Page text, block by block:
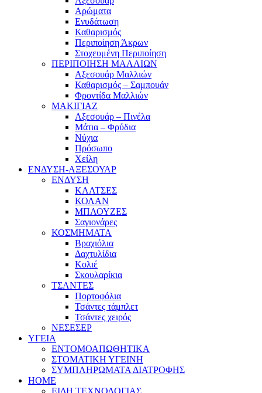
Αρώματα
Ενυδάτωση
Καθαρισμός
Περιποίηση Άκρων
Στοχευμένη Περιποίηση
ΠΕΡΙΠΟΙΗΣΗ ΜΑΛΛΙΩΝ
Αξεσουάρ Μαλλιών
Καθαρισμός – Σαμπουάν
Φροντίδα Μαλλιών
ΜΑΚΙΓΙΑΖ
Αξεσουάρ – Πινέλα
Μάτια – Φρύδια
Νύχια
Πρόσωπο
Χείλη
ΕΝΔΥΣΗ-ΑΞΕΣΟΥΑΡ
ΕΝΔΥΣΗ
ΚΑΛΤΣΕΣ
ΚΟΛΑΝ
ΜΠΛΟΥΖΕΣ
Σαγιονάρες
ΚΟΣΜΗΜΑΤΑ
Βραχιόλια
Δαχτυλίδια
Κολιέ
Σκουλαρίκια
ΤΣΑΝΤΕΣ
Πορτοφόλια
Τσάντες τάμπλετ
Τσάντες χειρός
ΝΕΣΕΣΕΡ
ΥΓΕΙΑ
ΕΝΤΟΜΟΑΠΩΘΗΤΙΚΑ
ΣΤΟΜΑΤΙΚΗ ΥΓΕΙΝΗ
ΣΥΜΠΛΗΡΩΜΑΤΑ ΔΙΑΤΡΟΦΗΣ
HOME